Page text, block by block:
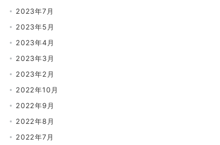
2023年7月
2023年5月
2023年4月
2023年3月
2023年2月
2022年10月
2022年9月
2022年8月
2022年7月